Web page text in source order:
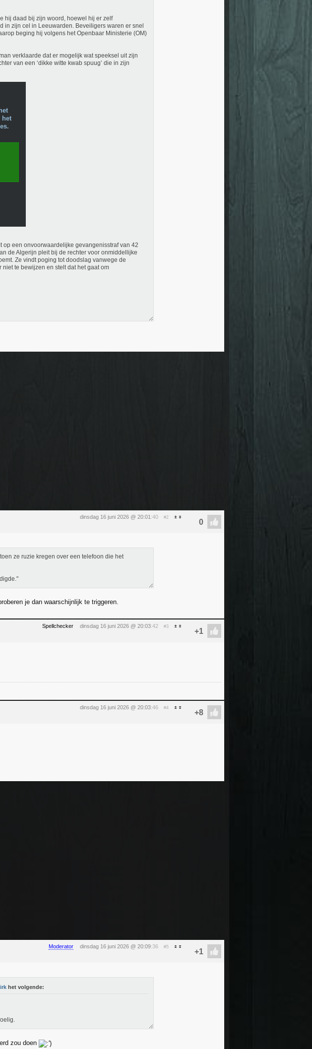
hij daad bij zijn woord, hoewel hij er zelf
in zijn cel in Leeuwarden. Beveiligers waren er snel
beging hij volgens het Openbaar Ministerie (OM)
verklaarde dat er mogelijk wat speeksel uit zijn
van een ‘dikke witte kwab spuug’ die in zijn
het
op een onvoorwaardelijke gevangenisstraf van 42
de Algerijn pleit bij de rechter voor onmiddellijke
Ze vindt poging tot doodslag vanwege de
te bewijzen en stelt dat het gaat om
dinsdag 16 juni 2026 @ 20:01 :40 #2
ze ruzie kregen over een telefoon die het
je dan waarschijnlijk te triggeren.
Spellchecker dinsdag 16 juni 2026 @ 20:03:42 #3
dinsdag 16 juni 2026 @ 20:03:46 #4
Moderator dinsdag 16 juni 2026 @ 20:09:36 #5
het volgende:
zou doen